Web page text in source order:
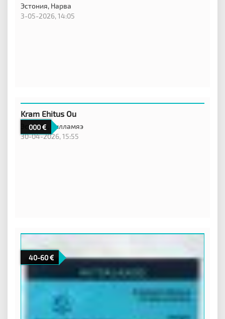
Эстония, Нарва
3-05-2026, 14:05
000
Kram Ehitus Ou
Эстония,
Силламяэ
30-04-2026, 15:55
40-60